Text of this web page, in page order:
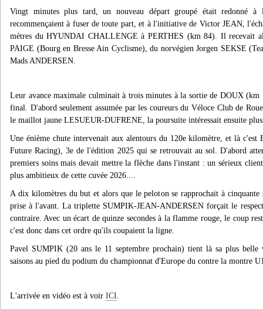
Vingt minutes plus tard, un nouveau départ groupé était redonné à
recommençaient à fuser de toute part, et à l'initiative de Victor JEAN,
mètres du HYUNDAI CHALLENGE à PERTHES (km 84). Il recevait
PAIGE (Bourg en Bresse Ain Cyclisme), du norvégien Jorgen SEKSE
Mads ANDERSEN.
Leur avance maximale culminait à trois minutes à la sortie de DOUX
final. D'abord seulement assumée par les coureurs du Véloce Club de
le maillot jaune LESUEUR-DUFRENE, la poursuite intéressait ensuite
Une énième chute intervenait aux alentours du 120e kilomètre, et là
Future Racing), 3e de l'édition 2025 qui se retrouvait au sol. D'abord
premiers soins mais devait mettre la flèche dans l'instant : un sérieux
plus ambitieux de cette cuvée 2026....
A dix kilomètres du but et alors que le peloton se rapprochait à cinquante
prise à l'avant. La triplette SUMPIK-JEAN-ANDERSEN forçait le
contraire. Avec un écart de quinze secondes à la flamme rouge, le coup
c'est donc dans cet ordre qu'ils coupaient la ligne.
Pavel SUMPIK (20 ans le 11 septembre prochain) tient là sa plus
saisons au pied du podium du championnat d'Europe du contre la montre
L'arrivée en vidéo est à voir ICI.